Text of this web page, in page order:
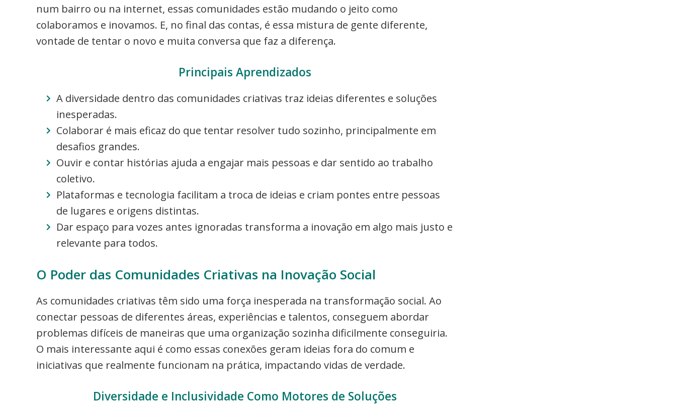
num bairro ou na internet, essas comunidades estão mudando o jeito como
colaboramos e inovamos. E, no final das contas, é essa mistura de gente diferente,
vontade de tentar o novo e muita conversa que faz a diferença.
Principais Aprendizados
A diversidade dentro das comunidades criativas traz ideias diferentes e soluções
inesperadas.
Colaborar é mais eficaz do que tentar resolver tudo sozinho, principalmente em
desafios grandes.
Ouvir e contar histórias ajuda a engajar mais pessoas e dar sentido ao trabalho
coletivo.
Plataformas e tecnologia facilitam a troca de ideias e criam pontes entre pessoas
de lugares e origens distintas.
Dar espaço para vozes antes ignoradas transforma a inovação em algo mais justo e
relevante para todos.
O Poder das Comunidades Criativas na Inovação Social
As comunidades criativas têm sido uma força inesperada na transformação social. Ao
conectar pessoas de diferentes áreas, experiências e talentos, conseguem abordar
problemas difíceis de maneiras que uma organização sozinha dificilmente conseguiria.
O mais interessante aqui é como essas conexões geram ideias fora do comum e
iniciativas que realmente funcionam na prática, impactando vidas de verdade.
Diversidade e Inclusividade Como Motores de Soluções